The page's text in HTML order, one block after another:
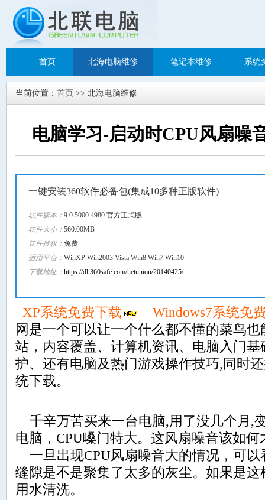
首页 北海电脑维修 笔记本维修 系统
当前位置： 首页 >> 北海电脑维修
电脑学习-启动时CPU风扇噪
一键安装360软件必备包(集成10多种正版软件)
软件版本： 9.0.5000.4980 官方正式版
软件大小： 560.00MB
软件授权： 免费
适用平台： WinXP Win2003 Vista Win8 Win7 Win10
下载地址： https://dl.360safe.com/netunion/20140425/
XP系统免费下载
Windows7系统免
网是一个可以让一个什么都不懂的菜鸟
站，内容覆盖、计算机资讯、电脑入门
护、还有电脑及热门游戏操作技巧,同时
统下载。
千辛万苦买来一台电脑,用了没几个月,
电脑，CPU嗓门特大。这风扇噪音该如何
一旦出现CPU风扇噪音大的情况，可以
缝隙是不是聚集了太多的灰尘。如果是
用水清洗。